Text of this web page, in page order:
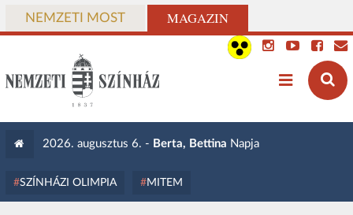
NEMZETI MOST MAGAZIN
2026. augusztus 6. - Berta, Bettina Napja
SZÍNHÁZI OLIMPIA MITEM